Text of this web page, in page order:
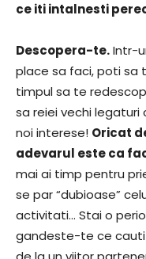
ce iti intalnesti
Descopera-te.Intr-
place sa faci, poti sa
timpul sa te
sa reiei vechi
noi interese! Oricat
adevarul este ca
mai ai timp pentru
se par “dubioase”
activitati… Stai o
gandeste-te ce cauti